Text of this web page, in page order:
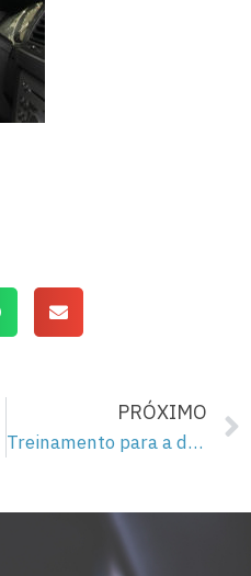
PRÓXIMO
Treinamento para a democracia – 27